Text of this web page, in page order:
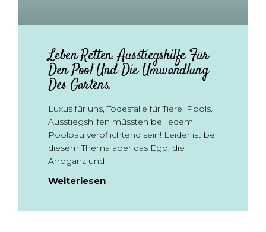
Leben Retten. Ausstiegshilfe Für
Den Pool Und Die Umwandlung
Des Gartens.
Luxus für uns, Todesfalle für Tiere. Pools.
Ausstiegshilfen müssten bei jedem
Poolbau verpflichtend sein! Leider ist bei
diesem Thema aber das Ego, die
Arroganz und
Weiterlesen